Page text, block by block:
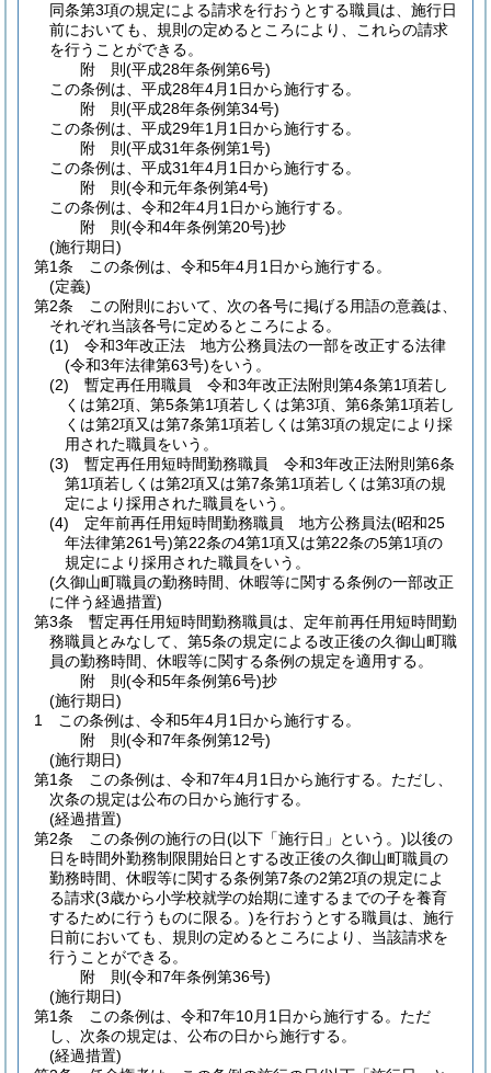
同条第3項の規定による請求を行おうとする職員は、施行日
前においても、規則の定めるところにより、これらの請求
を行うことができる。
附 則(平成28年条例第6号)
この条例は、平成28年4月1日から施行する。
附 則(平成28年条例第34号)
この条例は、平成29年1月1日から施行する。
附 則(平成31年条例第1号)
この条例は、平成31年4月1日から施行する。
附 則(令和元年条例第4号)
この条例は、令和2年4月1日から施行する。
附 則(令和4年条例第20号)抄
(施行期日)
第1条
この条例は、令和5年4月1日から施行する。
(定義)
第2条
この附則において、次の各号に掲げる用語の意義は、
それぞれ当該各号に定めるところによる。
(1)
令和3年改正法 地方公務員法の一部を改正する法律
(令和3年法律第63号)をいう。
(2)
暫定再任用職員 令和3年改正法附則第4条第1項若し
くは第2項、第5条第1項若しくは第3項、第6条第1項若し
くは第2項又は第7条第1項若しくは第3項の規定により採
用された職員をいう。
(3)
暫定再任用短時間勤務職員 令和3年改正法附則第6条
第1項若しくは第2項又は第7条第1項若しくは第3項の規
定により採用された職員をいう。
(4)
定年前再任用短時間勤務職員 地方公務員法(昭和25
年法律第261号)第22条の4第1項又は第22条の5第1項の
規定により採用された職員をいう。
(久御山町職員の勤務時間、休暇等に関する条例の一部改正
に伴う経過措置)
第3条
暫定再任用短時間勤務職員は、定年前再任用短時間勤
務職員とみなして、第5条の規定による改正後の久御山町職
員の勤務時間、休暇等に関する条例の規定を適用する。
附 則(令和5年条例第6号)抄
(施行期日)
1
この条例は、令和5年4月1日から施行する。
附 則(令和7年条例第12号)
(施行期日)
第1条
この条例は、令和7年4月1日から施行する。 ただし、
次条の規定は公布の日から施行する。
(経過措置)
第2条
この条例の施行の日(以下「施行日」という。)以後の
日を時間外勤務制限開始日とする改正後の久御山町職員の
勤務時間、休暇等に関する条例第7条の2第2項の規定によ
る請求(3歳から小学校就学の始期に達するまでの子を養育
するために行うものに限る。)を行おうとする職員は、施行
日前においても、規則の定めるところにより、当該請求を
行うことができる。
附 則(令和7年条例第36号)
(施行期日)
第1条
この条例は、令和7年10月1日から施行する。 ただ
し、次条の規定は、公布の日から施行する。
(経過措置)